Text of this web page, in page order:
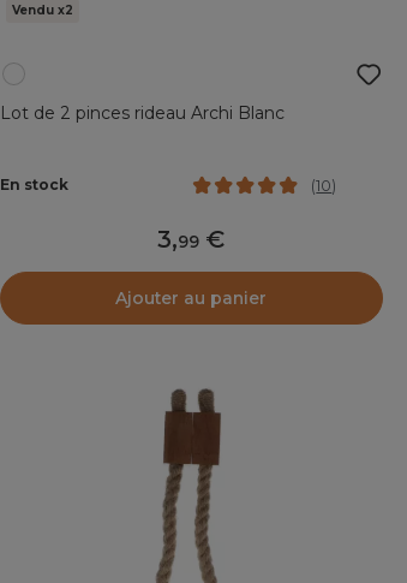
Vendu x2
Lot de 2 pinces rideau Archi Blanc
En stock (10)
3,99
Ajouter au panier